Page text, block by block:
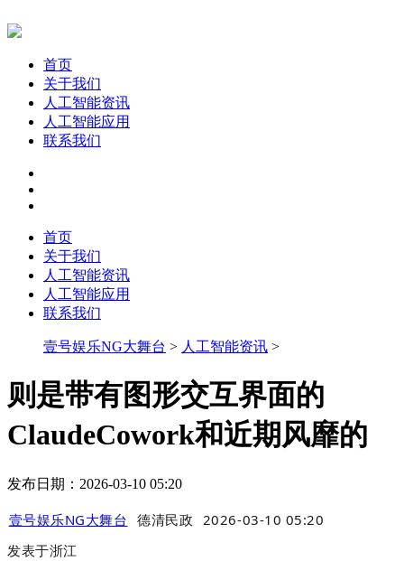
首页
关于我们
人工智能资讯
人工智能应用
联系我们
首页
关于我们
人工智能资讯
人工智能应用
联系我们
壹号娱乐NG大舞台 > 人工智能资讯 >
则是带有图形交互界面的
ClaudeCowork和近期风靡的
发布日期：2026-03-10 05:20
壹号娱乐NG大舞台 德清民政 2026-03-10 05:20
发表于浙江